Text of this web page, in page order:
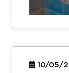
10/05/